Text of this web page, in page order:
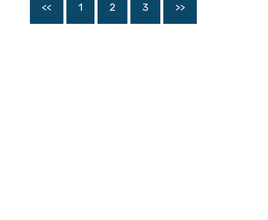
<< 1 2 3 >>